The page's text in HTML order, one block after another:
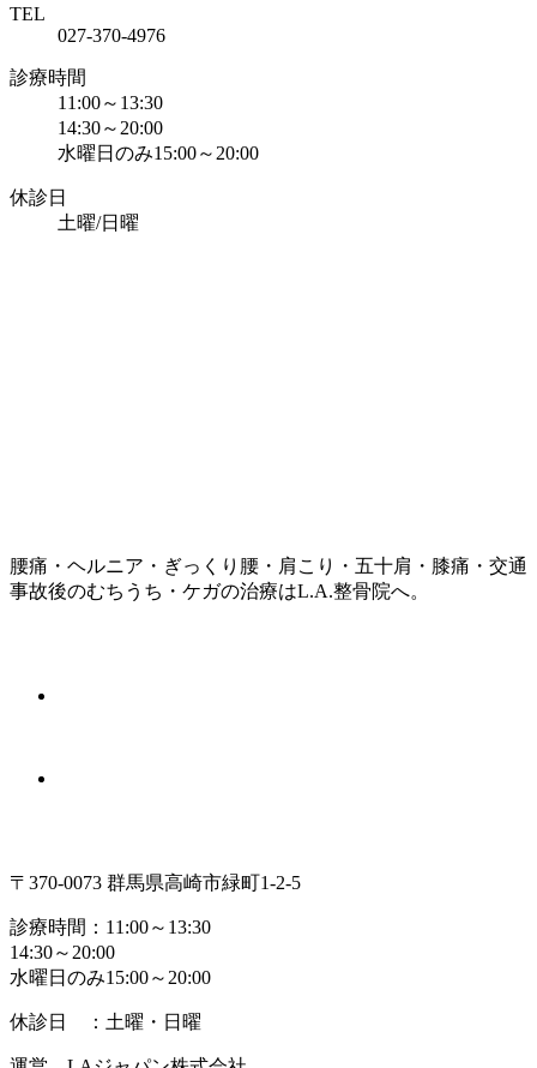
TEL
027-370-4976
診療時間
11:00～13:30
14:30～20:00
水曜日のみ15:00～20:00
休診日
土曜/日曜
腰痛・ヘルニア・ぎっくり腰・肩こり・五十肩・膝痛・交通
事故後のむちうち・ケガの治療はL.A.整骨院へ。
〒370-0073 群馬県高崎市緑町1-2-5
診療時間：11:00～13:30
14:30～20:00
水曜日のみ15:00～20:00
休診日 ：土曜・日曜